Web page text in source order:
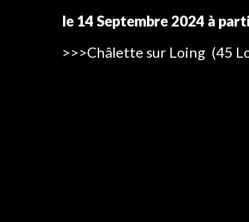
le 14 Septembre2024 à
>>>Châlette sur Loing(45